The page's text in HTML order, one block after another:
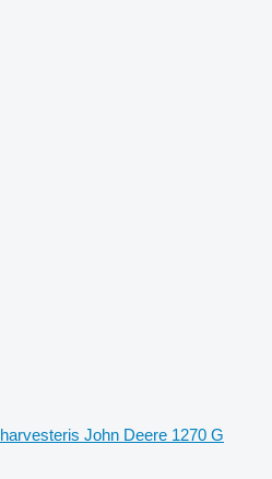
harvesteris John Deere 1270 G